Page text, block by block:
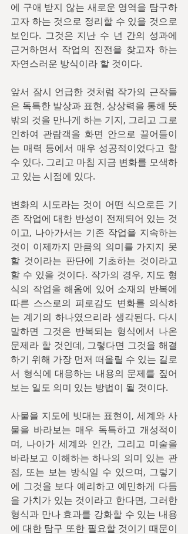
에 구애 받지 않는 새로운 영역을 탐구하
고자 하는 것으로 정리할 수 있을 것으로
보인다. 그것은 지난 수 년 간의 성과에
근거하면서 작업의 진전을 찾고자 하는
자연스러운 방식이라 할 것이다.
앞서 잠시 언급한 것처럼 작가의 근작들
은 독특한 발상과 표현, 상상력을 통해 뜻
밖의 것을 만나게 하는 기지, 그리고 그로
인하여 관람객을 화면 안으로 끌어들이
는 매력 등에서 매우 성공적이었다고 할
수 있다. 그리고 마침 지금 변화를 모색하
고 있는 시점에 있다.
변화의 시도라는 것이 어떤 식으로든 기
존 작업에 대한 반성이 전제되어 있는 것
이고, 나아가서는 기존 작업을 지속하는
것이 이제까지 만큼의 의미를 가지지 못
할 것이라는 판단에 기초하는 것이라고
할 수 있을 것이다. 작가의 경우, 지도 형
식의 작업을 해옴에 있어 소재의 반복에
따른 스스로의 피로감도 변화를 의식하
는 계기의 하나였으리라 생각된다. 다시
말하면 그것은 반복되는 형식에서 나온
문제라 할 것인데, 그렇다면 그것을 해결
하기 위해 가장 먼저 떠올릴 수 있는 길로
서 형식에 대응하는 내용의 문제를 짚어
보는 일도 의미 있는 방법이 될 것이다.
사물을 지도에 빗대는 표현이, 세계와 사
물을 바라보는 매우 독특하고 개성적이
며, 나아가 세계와 인간, 그리고 미술을
바라보고 이해하는 하나의 의미 있는 관
점, 또는 보는 방식일 수 있으며, 그렇기
에 그것을 보다 예리하고 예민하게 다듬
을 가치가 있는 것이라고 한다면, 그러한
형식과 만나 효과를 강화할 수 있는 내용
에 대한 탐구 또한 필요할 것이기 때문이